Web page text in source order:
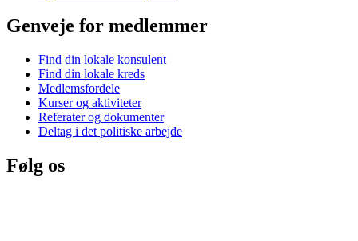
Genveje for medlemmer
Find din lokale konsulent
Find din lokale kreds
Medlemsfordele
Kurser og aktiviteter
Referater og dokumenter
Deltag i det politiske arbejde
Følg os